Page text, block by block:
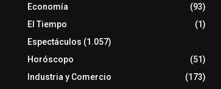
Economía
(93)
El Tiempo
(1)
Espectáculos (1.057)
Horóscopo
(51)
Industria y Comercio
(173)